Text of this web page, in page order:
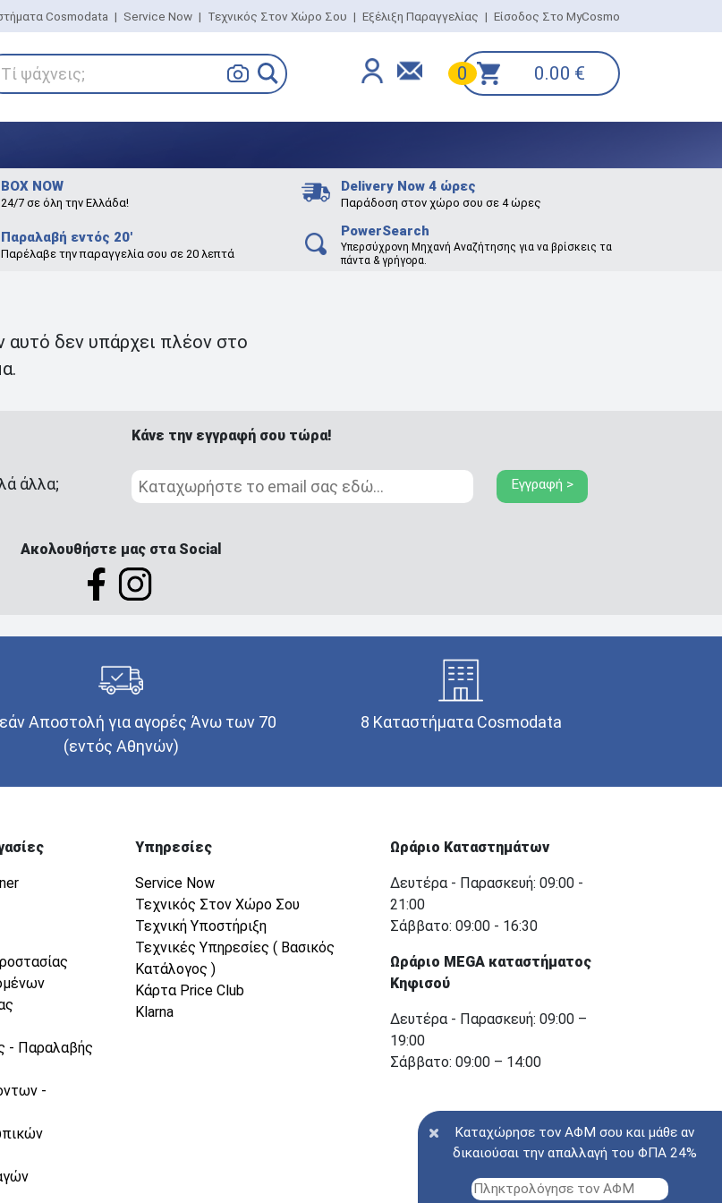
Cosmodata | Service Now | Τεχνικός Στον Χώρο Σου | Εξέλιξη Παραγγελίας | Είσοδος Στο MyCosmo
Τί ψάχνεις; 0 0.00 €
BOX NOW
24/7 σε όλη την Ελλάδα!
Delivery Now 4 ώρες
Παράδοση στον χώρο σου σε 4 ώρες
Παραλαβή εντός 20'
Παρέλαβε την παραγγελία σου σε 20 λεπτά
PowerSearch
Υπερσύχρονη Μηχανή Αναζήτησης για να βρίσκεις τα
πάντα & γρήγορα.
αυτό δεν υπάρχει πλέον στο
Καταχώρησε τον ΑΦΜ σου και μάθε αν
δικαιούσαι την απαλλαγή του ΦΠΑ 24%
άλλα;
Κάνε την εγγραφή σου τώρα!
Εγγραφή >
Ακολουθήστε μας στα Social
Αποστολή για αγορές Άνω των 70
(εντός Αθηνών)
8 Καταστήματα Cosmodata
- Παραλαβής
-
Υπηρεσίες
Service Now
Τεχνικός Στον Χώρο Σου
Τεχνική Υποστήριξη
Τεχνικές Υπηρεσίες ( Βασικός
Κατάλογος )
Κάρτα Price Club
Klarna
Ωράριο Καταστημάτων
Δευτέρα - Παρασκευή: 09:00 -
21:00
Σάββατο: 09:00 - 16:30
Ωράριο MEGA καταστήματος
Κηφισού
Δευτέρα - Παρασκευή: 09:00 –
19:00
Σάββατο: 09:00 – 14:00